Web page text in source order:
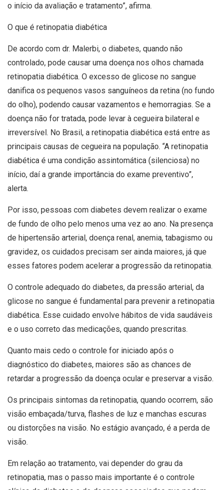
o início da avaliação e tratamento”, afirma.
O que é retinopatia diabética
De acordo com dr. Malerbi, o diabetes, quando não
controlado, pode causar uma doença nos olhos chamada
retinopatia diabética. O excesso de glicose no sangue
danifica os pequenos vasos sanguíneos da retina (no fundo
do olho), podendo causar vazamentos e hemorragias. Se a
doença não for tratada, pode levar à cegueira bilateral e
irreversível. No Brasil, a retinopatia diabética está entre as
principais causas de cegueira na população. “A retinopatia
diabética é uma condição assintomática (silenciosa) no
início, daí a grande importância do exame preventivo”,
alerta.
Por isso, pessoas com diabetes devem realizar o exame
de fundo de olho pelo menos uma vez ao ano. Na presença
de hipertensão arterial, doença renal, anemia, tabagismo ou
gravidez, os cuidados precisam ser ainda maiores, já que
esses fatores podem acelerar a progressão da retinopatia.
O controle adequado do diabetes, da pressão arterial, da
glicose no sangue é fundamental para prevenir a retinopatia
diabética. Esse cuidado envolve hábitos de vida saudáveis
e o uso correto das medicações, quando prescritas.
Quanto mais cedo o controle for iniciado após o
diagnóstico do diabetes, maiores são as chances de
retardar a progressão da doença ocular e preservar a visão.
Os principais sintomas da retinopatia, quando ocorrem, são
visão embaçada/turva, flashes de luz e manchas escuras
ou distorções na visão. No estágio avançado, é a perda de
visão.
Em relação ao tratamento, vai depender do grau da
retinopatia, mas o passo mais importante é o controle